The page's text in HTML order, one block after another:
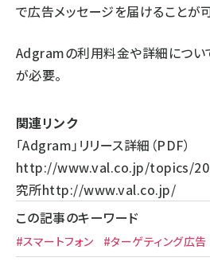
で広告メッセージを届けることが
Adgramの利用料金や詳細につい
が必要。
関連リンク
「Adgram」リリース詳細（PDF）
http://www.val.co.jp/topics/
究所http://www.val.co.jp/
この記事のキーワード
#スマートフォン #ターゲティング広告